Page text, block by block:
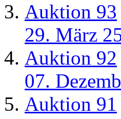
Auktion 93
29. März
Auktion 92
07.
Auktion 91